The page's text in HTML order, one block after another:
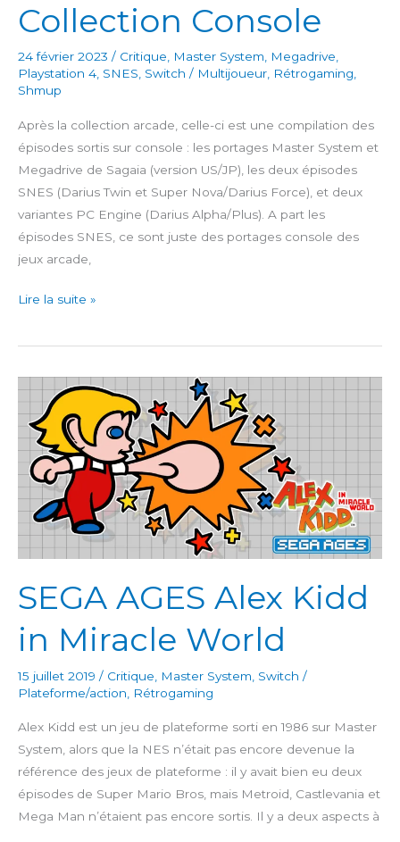
Collection Console
24 février 2023 / Critique, Master System, Megadrive,
Playstation 4, SNES, Switch / Multijoueur, Rétrogaming,
Shmup
Après la collection arcade, celle-ci est une compilation des
épisodes sortis sur console : les portages Master System et
Megadrive de Sagaia (version US/JP), les deux épisodes
SNES (Darius Twin et Super Nova/Darius Force), et deux
variantes PC Engine (Darius Alpha/Plus). A part les
épisodes SNES, ce sont juste des portages console des
jeux arcade,
Darius
Collection
Lire la suite »
SEGA AGES Alex Kidd
in Miracle World
15 juillet 2019 / Critique Master System Switch /
Plateforme/action
Rétrogaming
Alex Kidd est un jeu de plateforme sorti en 1986 sur Master
System, alors que la NES n’était pas encore devenue la
référence des jeux de plateforme : il y avait bien eu deux
épisodes de Super Mario Bros, mais Metroid, Castlevania et
Mega Man n’étaient pas encore sortis. Il y a deux aspects à